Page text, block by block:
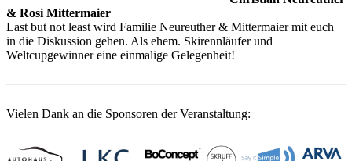
& Rosi Mittermaier
Last but not least wird Familie Neureuther & Mittermaier mit euch
in die Diskussion gehen. Als ehem. Skirennläufer und
Weltcupgewinner eine einmalige Gelegenheit!
Vielen Dank an die Sponsoren der Veranstaltung: